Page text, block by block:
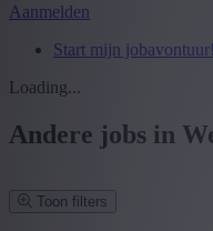
Aanmelden
Start mijn jobavontuur!
Loading...
Andere jobs in
Toon filters